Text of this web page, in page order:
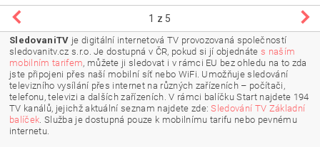
1 z 5
SledovaniTV je digitální internetová TV provozovaná společností
sledovanitv.cz s.r.o. Je dostupná v ČR, pokud si jí objednáte s naším
mobilním tarifem, můžete ji sledovat i v rámci EU bez ohledu na to zda
jste připojeni přes naší mobilní síť nebo WiFi. Umožňuje sledování
televizního vysílání přes internet na různých zařízeních – počítači,
telefonu, televizi a dalších zařízeních. V rámci balíčku Start najdete 194
TV kanálů, jejichž aktuální seznam najdete zde:Sledování TV Základní
balíček . Služba je dostupná pouze k mobilnímu tarifu nebo pevnému
internetu.